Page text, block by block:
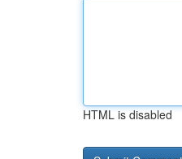
HTML is disabled